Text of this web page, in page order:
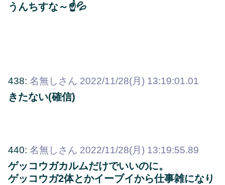
うんちすな～☝💦
438: 名無しさん 2022/11/28(月) 13:19:01.01
きたない(確信)
440: 名無しさん 2022/11/28(月) 13:19:55.89
ゲッコウガカルムだけでいいのに。
ゲッコウガ2体とかイーブイから仕事雑になり